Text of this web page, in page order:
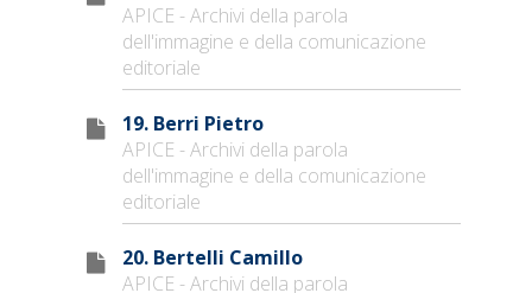
APICE - Archivi della parola
dell'immagine e della comunicazione
editoriale
19. Berri Pietro
APICE - Archivi della parola
dell'immagine e della comunicazione
editoriale
20. Bertelli Camillo
APICE - Archivi della parola